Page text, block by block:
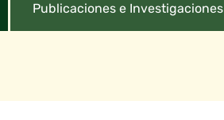
Publicaciones e Investigaciones